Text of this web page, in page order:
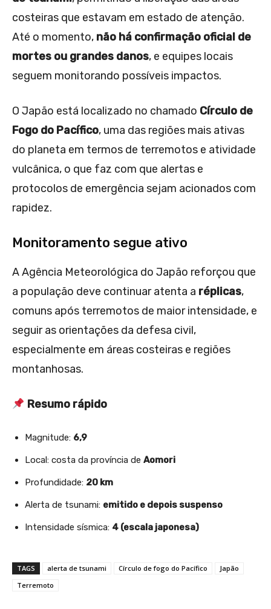
costeiras que estavam em estado de atenção.
Até o momento, não há confirmação oficial de
mortes ou grandes danos, e equipes locais
seguem monitorando possíveis impactos.
O Japão está localizado no chamado Círculo de
Fogo do Pacífico, uma das regiões mais ativas
do planeta em termos de terremotos e atividade
vulcânica, o que faz com que alertas e
protocolos de emergência sejam acionados com
rapidez.
Monitoramento segue ativo
A Agência Meteorológica do Japão reforçou que
a população deve continuar atenta a réplicas,
comuns após terremotos de maior intensidade, e
seguir as orientações da defesa civil,
especialmente em áreas costeiras e regiões
montanhosas.
Resumo rápido
Magnitude: 6,9
Local: costa da província de Aomori
Profundidade: 20 km
Alerta de tsunami: emitido e depois suspenso
Intensidade sísmica: 4 (escala japonesa)
TAGS alerta de tsunami Círculo de fogo do Pacífico
Japão
Terremoto